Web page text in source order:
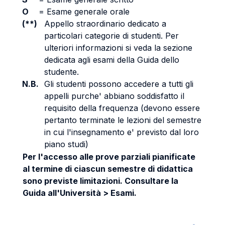
O
= Esame generale orale
(**)
Appello straordinario dedicato a
particolari categorie di studenti. Per
ulteriori informazioni si veda la sezione
dedicata agli esami della Guida dello
studente.
N.B. Gli studenti possono accedere a tutti gli
appelli purche' abbiano soddisfatto il
requisito della frequenza (devono essere
pertanto terminate le lezioni del semestre
in cui l'insegnamento e' previsto dal loro
piano studi)
Per l'accesso alle prove parziali pianificate
al termine di ciascun semestre di didattica
sono previste limitazioni. Consultare la
Guida all'Università > Esami.